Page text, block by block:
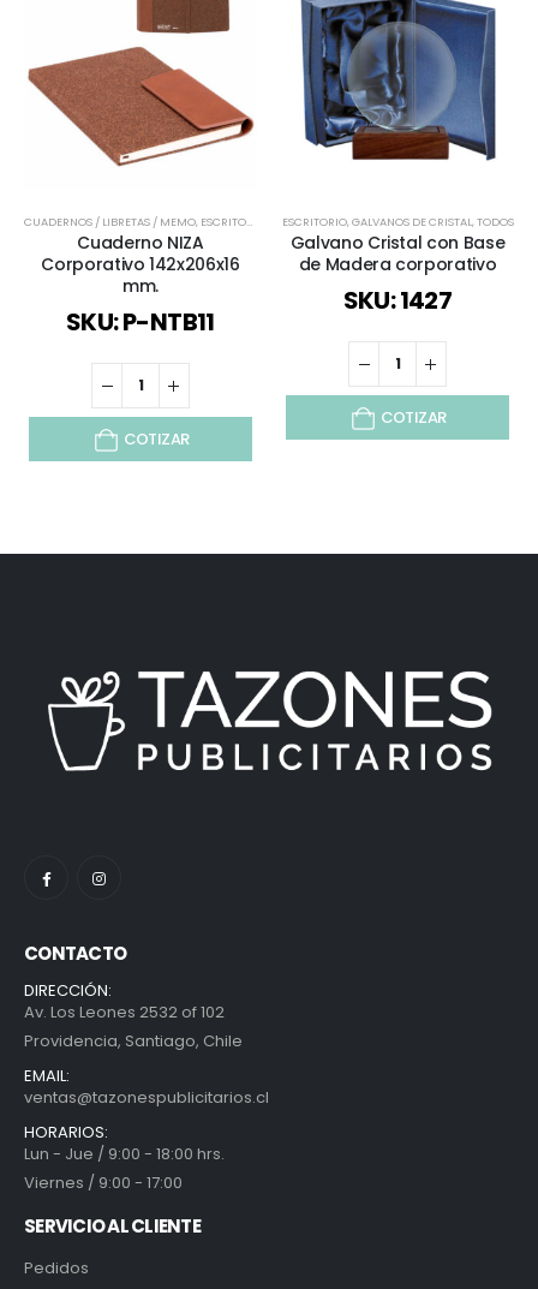
CUADERNOS / LIBRETAS / MEMO, ESCRITORIO TODOS,TODOS LOS CUADERNOS Y LIBRETAS
Cuaderno NIZA
Corporativo 142x206x16
mm.
SKU: P-NTB11
COTIZAR
ESCRITORIO,GALVANOS DE CRISTAL,TODOS
Galvano Cristal con Base
de Madera corporativo
SKU: 1427
COTIZAR
CONTACTO
DIRECCIÓN:
Av. Los Leones 2532 of 102
Providencia, Santiago, Chile
EMAIL:
ventas@tazonespublicitarios.cl
HORARIOS:
Lun - Jue / 9:00 - 18:00 hrs.
Viernes / 9:00 - 17:00
SERVICIO AL CLIENTE
Pedidos